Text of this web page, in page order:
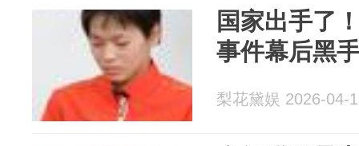
国家出手了
事件幕后黑
梨花黛娱 2026-04-